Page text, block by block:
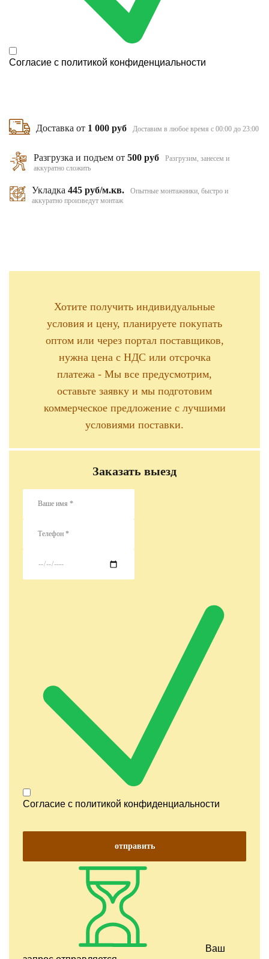
Согласие с политикой конфиденциальности
Доставка от 1 000 руб Доставим в любое время с 00:00 до 23:00
Разгрузка и подъем от500 руб
Разгрузим, занесем и
аккуратно сложить
Укладка 445 руб/м.кв.
Опытные монтажники, быстро и
аккуратно произведут монтаж
Хотите получить индивидуальные
условия и цену, планируете покупать
оптом или через портал поставщиков,
нужна цена с НДС или отсрочка
платежа - Мы все предусмотрим,
оставьте заявку и мы подготовим
коммерческое предложение с лучшими
условиями поставки.
Заказать выезд
Согласие с политикой конфиденциальности
отправить
Ваш